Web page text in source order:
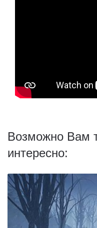
Возможно Вам
интересно: